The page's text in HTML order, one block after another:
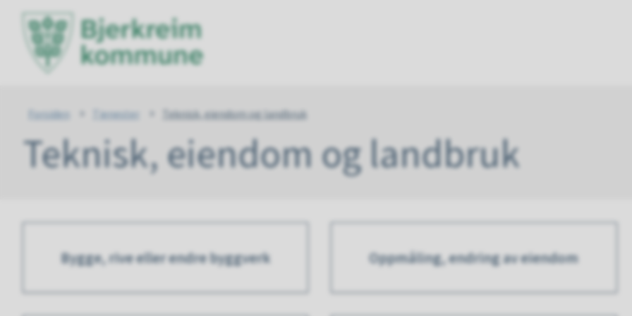
Bjerkreim
Du
er
Forsiden Tjenester Teknisk, eiendom og landbruk
Teknisk, eiendom og landbruk
Bygge, rive eller endre byggverk Oppmåling, endring av eiendom